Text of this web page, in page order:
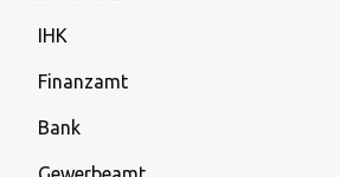
IHK
Finanzamt
Bank